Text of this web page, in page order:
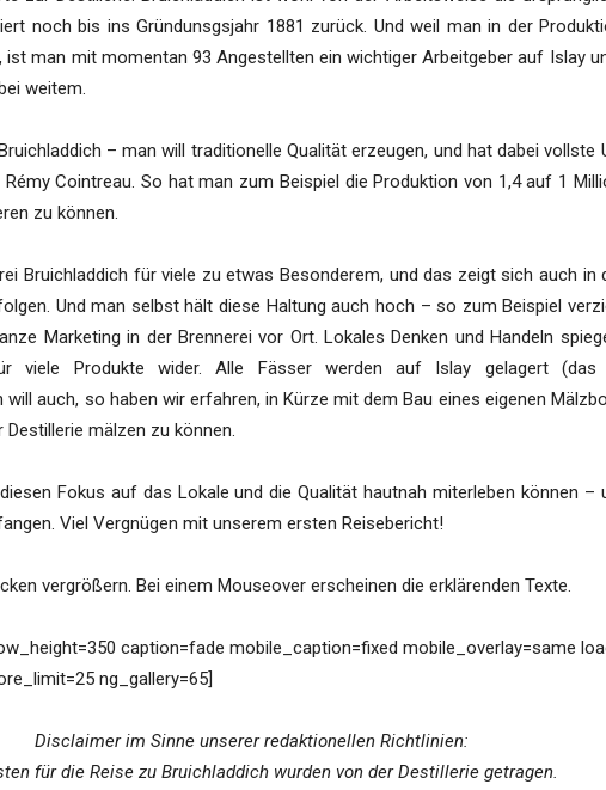
noch bis ins Gründunsgsjahr 1881 zurück. Und weil man in der
man mit momentan 93 Angestellten ein wichtiger Arbeitgeber auf Islay
weitem.
– man will traditionelle Qualität erzeugen, und hat dabei vollste
Cointreau. So hat man zum Beispiel die Produktion von 1,4 auf 1
zu können.
Bruichladdich für viele zu etwas Besonderem, und das zeigt sich auch in
Und man selbst hält diese Haltung auch hoch – so zum Beispiel
Marketing in der Brennerei vor Ort. Lokales Denken und Handeln
viele Produkte wider. Alle Fässer werden auf Islay gelagert (das
auch, so haben wir erfahren, in Kürze mit dem Bau eines eigenen
mälzen zu können.
Fokus auf das Lokale und die Qualität hautnah miterleben können –
Viel Vergnügen mit unserem ersten Reisebericht!
vergrößern. Bei einem Mouseover erscheinen die erklärenden Texte.
caption=fade mobile_caption=fixed mobile_overlay=same
ng_gallery=65]
Disclaimer im Sinne unserer redaktionellen Richtlinien:
für die Reise zu Bruichladdich wurden von der Destillerie getragen.